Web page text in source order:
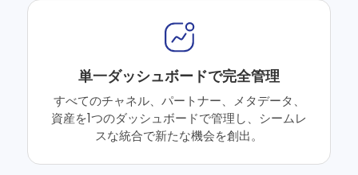
単一ダッシュボードで完全管理
すべてのチャネル、パートナー、メタデータ、
資産を1つのダッシュボードで管理し、シームレ
スな統合で新たな機会を創出。